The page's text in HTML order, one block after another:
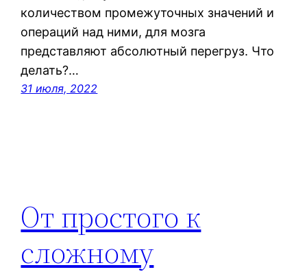
количеством промежуточных значений и
операций над ними, для мозга
представляют абсолютный перегруз. Что
делать?…
31 июля, 2022
От простого к
сложному